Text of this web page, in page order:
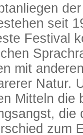
seit
Festival
mit
Natur.
Mitteln die
die
zum